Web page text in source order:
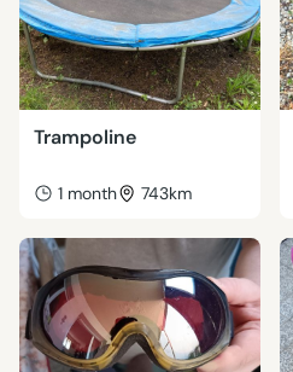
Trampoline
1 month 743km